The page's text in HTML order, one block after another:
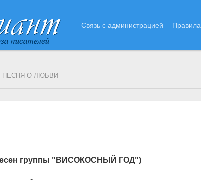
Связь с администрацией Правила
ПЕСНЯ О ЛЮБВИ
группы "ВИСОКОСНЫЙ ГОД")